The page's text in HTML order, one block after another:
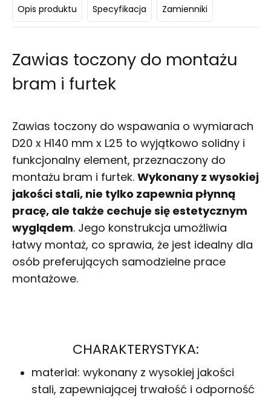
Opis produktu Specyfikacja Zamienniki
Zawias toczony do montażu
bram i furtek
Zawias toczony do wspawania o wymiarach
D20 x H140 mm x L25 to wyjątkowo solidny i
funkcjonalny element, przeznaczony do
montażu bram i furtek. Wykonany z wysokiej
jakości stali, nie tylko zapewnia płynną
pracę, ale także cechuje się estetycznym
wyglądem. Jego konstrukcja umożliwia
łatwy montaż, co sprawia, że jest idealny dla
osób preferujących samodzielne prace
montażowe.
CHARAKTERYSTYKA:
materiał: wykonany z wysokiej jakości
stali, zapewniającej trwałość i odporność